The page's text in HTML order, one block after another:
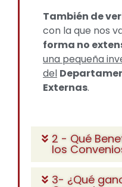
También de
con la que nos
forma no
una pequeña
del
Externas.
2 - Qué
los
3- ¿Qué